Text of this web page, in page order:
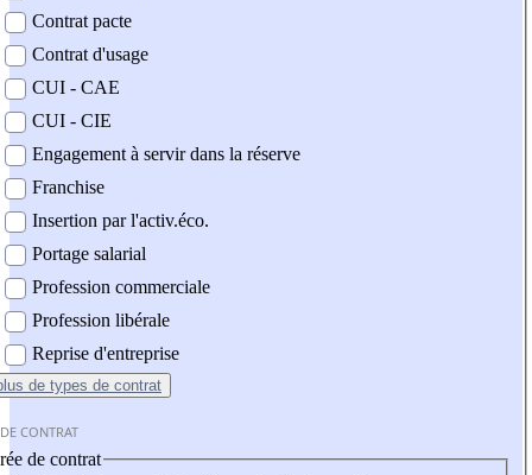
Contrat pacte
Contrat d'usage
CUI - CAE
CUI - CIE
Engagement à servir dans la réserve
Franchise
Insertion par l'activ.éco.
Portage salarial
Profession commerciale
Profession libérale
Reprise d'entreprise
de types de contrat
CONTRAT
de contrat